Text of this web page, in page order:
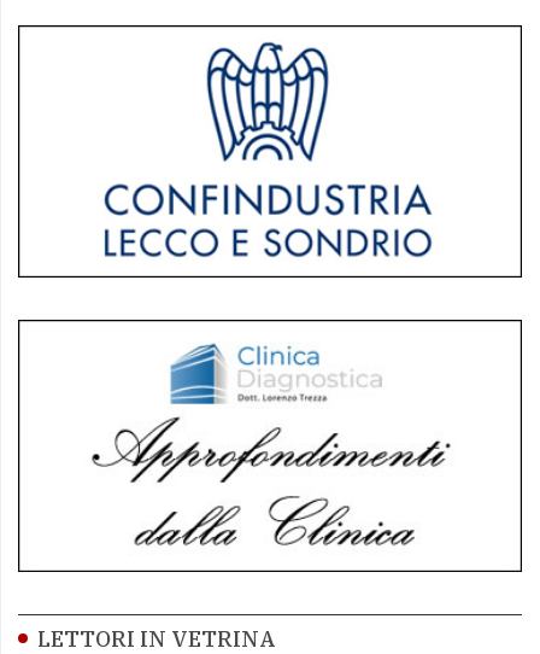
LETTORI IN VETRINA